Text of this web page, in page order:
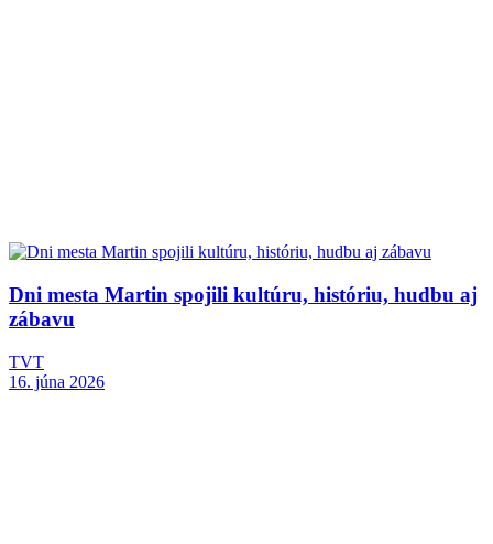
Dni mesta Martin spojili kultúru, históriu, hudbu aj
zábavu
TVT
16. júna 2026